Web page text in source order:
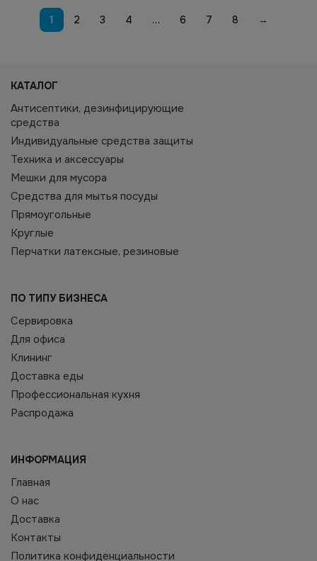
1 2 3 4 … 6 7 8 →
КАТАЛОГ
Антисептики, дезинфицирующие
средства
Индивидуальные средства защиты
Техника и аксессуары
Мешки для мусора
Средства для мытья посуды
Прямоугольные
Круглые
Перчатки латексные, резиновые
ПО ТИПУ БИЗНЕСА
Сервировка
Для офиса
Клининг
Доставка еды
Профессиональная кухня
Распродажа
ИНФОРМАЦИЯ
Главная
О нас
Доставка
Контакты
Политика конфиденциальности